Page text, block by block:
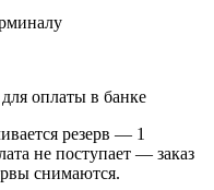
оплаты в банке
резерв — 1
не поступает — заказ
снимаются.